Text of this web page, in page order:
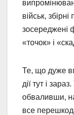
військ,
зосереджені
«точок» і
Те, що дуже
дії тут і
обваливши,
все